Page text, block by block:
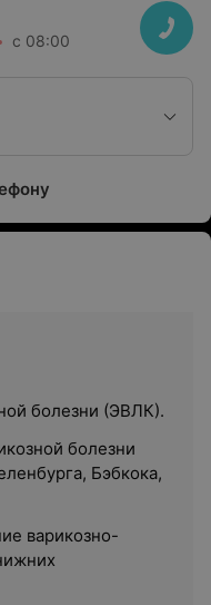
с 08:00
болезни (ЭВЛК).
болезни
Бэбкока,
варикозно-